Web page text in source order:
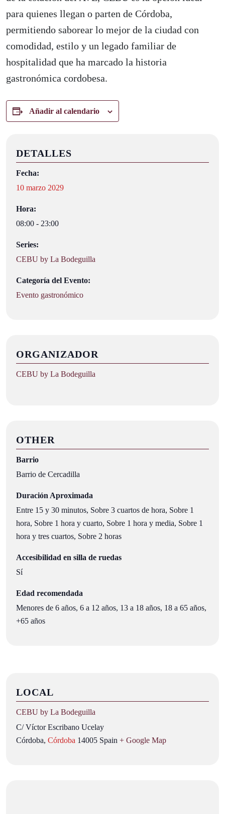
para quienes llegan o parten de Córdoba,
permitiendo saborear lo mejor de la ciudad con
comodidad, estilo y un legado familiar de
hospitalidad que ha marcado la historia
gastronómica cordobesa.
Añadir al calendario
DETALLES
Fecha:
10 marzo 2029
Hora:
08:00 - 23:00
Series:
CEBU by La Bodeguilla
Categoría del Evento:
Evento gastronómico
ORGANIZADOR
CEBU by La Bodeguilla
OTHER
Barrio
Barrio de Cercadilla
Duración Aproximada
Entre 15 y 30 minutos, Sobre 3 cuartos de hora, Sobre 1
hora, Sobre 1 hora y cuarto, Sobre 1 hora y media, Sobre 1
hora y tres cuartos, Sobre 2 horas
Accesibilidad en silla de ruedas
Sí
Edad recomendada
Menores de 6 años, 6 a 12 años, 13 a 18 años, 18 a 65 años,
+65 años
LOCAL
CEBU by La Bodeguilla
C/ Víctor Escribano Ucelay
Córdoba, Córdoba 14005 Spain + Google Map